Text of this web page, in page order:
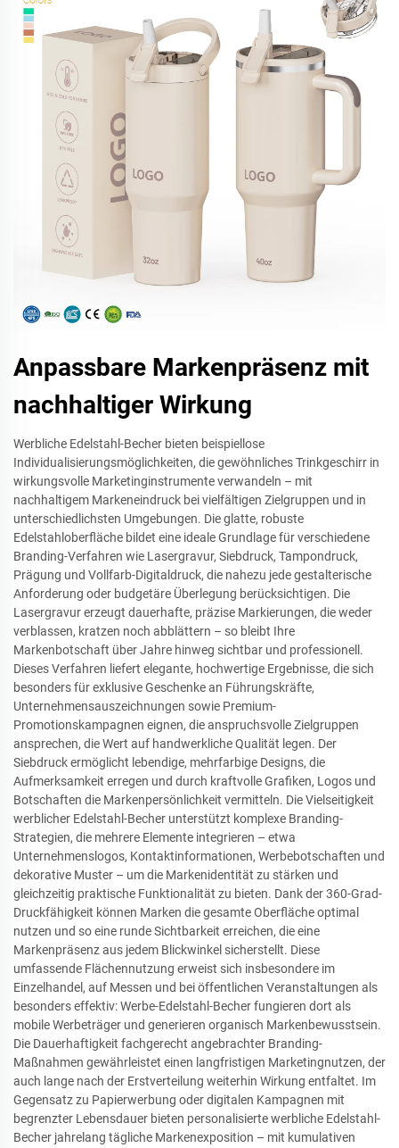
Anpassbare Markenpräsenz mit
nachhaltiger Wirkung
Werbliche Edelstahl-Becher bieten beispiellose
Individualisierungsmöglichkeiten, die gewöhnliches Trinkgeschirr in
wirkungsvolle Marketinginstrumente verwandeln – mit
nachhaltigem Markeneindruck bei vielfältigen Zielgruppen und in
unterschiedlichsten Umgebungen. Die glatte, robuste
Edelstahloberfläche bildet eine ideale Grundlage für verschiedene
Branding-Verfahren wie Lasergravur, Siebdruck, Tampondruck,
Prägung und Vollfarb-Digitaldruck, die nahezu jede gestalterische
Anforderung oder budgetäre Überlegung berücksichtigen. Die
Lasergravur erzeugt dauerhafte, präzise Markierungen, die weder
verblassen, kratzen noch abblättern – so bleibt Ihre
Markenbotschaft über Jahre hinweg sichtbar und professionell.
Dieses Verfahren liefert elegante, hochwertige Ergebnisse, die sich
besonders für exklusive Geschenke an Führungskräfte,
Unternehmensauszeichnungen sowie Premium-
Promotionskampagnen eignen, die anspruchsvolle Zielgruppen
ansprechen, die Wert auf handwerkliche Qualität legen. Der
Siebdruck ermöglicht lebendige, mehrfarbige Designs, die
Aufmerksamkeit erregen und durch kraftvolle Grafiken, Logos und
Botschaften die Markenpersönlichkeit vermitteln. Die Vielseitigkeit
werblicher Edelstahl-Becher unterstützt komplexe Branding-
Strategien, die mehrere Elemente integrieren – etwa
Unternehmenslogos, Kontaktinformationen, Werbebotschaften und
dekorative Muster – um die Markenidentität zu stärken und
gleichzeitig praktische Funktionalität zu bieten. Dank der 360-Grad-
Druckfähigkeit können Marken die gesamte Oberfläche optimal
nutzen und so eine runde Sichtbarkeit erreichen, die eine
Markenpräsenz aus jedem Blickwinkel sicherstellt. Diese
umfassende Flächennutzung erweist sich insbesondere im
Einzelhandel, auf Messen und bei öffentlichen Veranstaltungen als
besonders effektiv: Werbe-Edelstahl-Becher fungieren dort als
mobile Werbeträger und generieren organisch Markenbewusstsein.
Die Dauerhaftigkeit fachgerecht angebrachter Branding-
Maßnahmen gewährleistet einen langfristigen Marketingnutzen, der
auch lange nach der Erstverteilung weiterhin Wirkung entfaltet. Im
Gegensatz zu Papierwerbung oder digitalen Kampagnen mit
begrenzter Lebensdauer bieten personalisierte werbliche Edelstahl-
Becher jahrelang tägliche Markenexposition – mit kumulativen